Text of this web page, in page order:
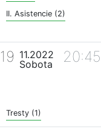
II. Asistencie (2)
19 11.2022
Sobota
20:45
Tresty (1)